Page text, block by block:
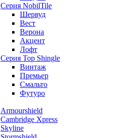
Серия NobilTile
Шервуд
Вест
Верона
Акцент
Лофт
Серия Top Shingle
Винтаж
Премьер
Смальто
Футуро
Armourshield
Cambridge Xpress
Skyline